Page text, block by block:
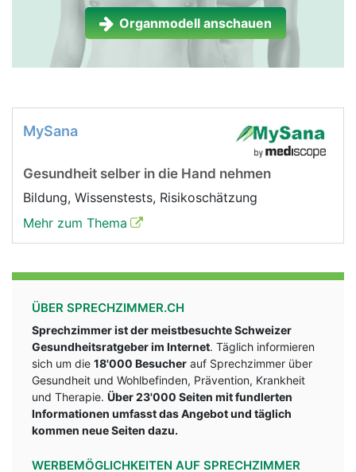
Organmodell anschauen
MySana
Gesundheit selber in die Hand nehmen
Bildung, Wissenstests, Risikoschätzung
Mehr zum Thema
ÜBER SPRECHZIMMER.CH
Sprechzimmer ist der meistbesuchte Schweizer
Gesundheitsratgeber im Internet. Täglich informieren
sich um die 18'000 Besucher auf Sprechzimmer über
Gesundheit und Wohlbefinden, Prävention, Krankheit
und Therapie. Über 23'000 Seiten mit fundlerten
Informationen umfasst das Angebot und täglich
kommen neue Seiten dazu.
WERBEMÖGLICHKEITEN AUF SPRECHZIMMER